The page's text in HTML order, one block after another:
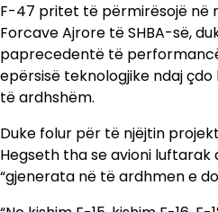
F-47 pritet të përmirësojë në
Forcave Ajrore të SHBA-së,
paprecedentë të
epërsisë teknologjike ndaj
të ardhshëm.
Duke folur për të njëjtin
Hegseth tha se avioni luftarak
“gjenerata në të ardhmen e